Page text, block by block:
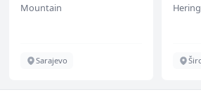
Mountain
Sarajevo
Hering